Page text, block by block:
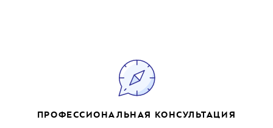
ПРОФЕССИОНАЛЬНАЯ КОНСУЛЬТАЦИЯ